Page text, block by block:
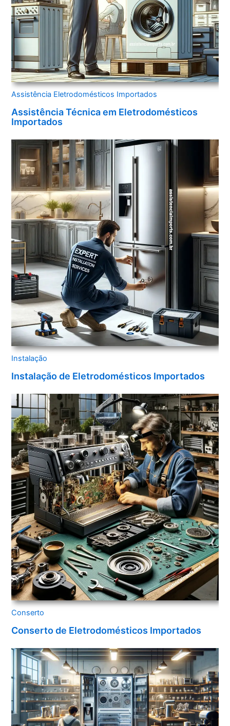
Assistência Eletrodomésticos Importados
Assistência Técnica em Eletrodomésticos
Importados
Instalação
Instalação de Eletrodomésticos Importados
Conserto
Conserto de Eletrodomésticos Importados